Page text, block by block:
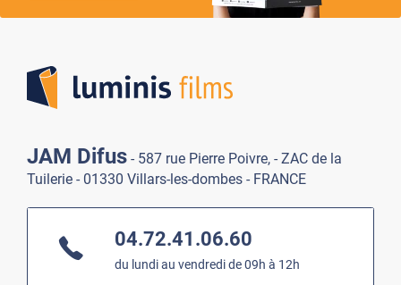
JAM Difus - 587 rue Pierre Poivre, - ZAC de la
Tuilerie - 01330 Villars-les-dombes - FRANCE
04.72.41.06.60
du lundi au vendredi de 09h à 12h